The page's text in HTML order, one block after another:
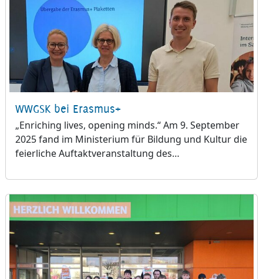
WWGSK bei Erasmus+
„Enriching lives, opening minds.“ Am 9. September
2025 fand im Ministerium für Bildung und Kultur die
feierliche Auftaktveranstaltung des…